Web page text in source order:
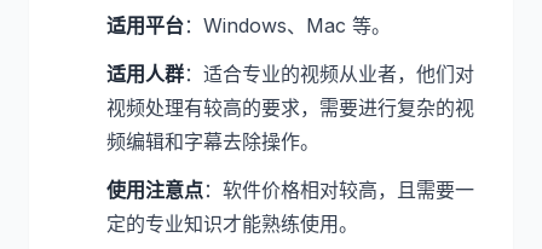
适用平台：Windows、Mac 等。
适用人群：适合专业的视频从业者，他们对
视频处理有较高的要求，需要进行复杂的视
频编辑和字幕去除操作。
使用注意点：软件价格相对较高，且需要一
定的专业知识才能熟练使用。